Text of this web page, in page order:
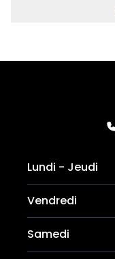
Lundi - Jeudi
Vendredi
Samedi